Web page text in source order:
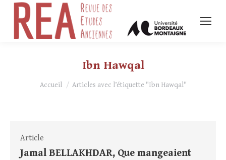
Ibn Hawqal
Vous êtes ici :
Accueil Articles avec l’étiquette "Ibn Hawqal"
Article
Jamal BELLAKHDAR, Que mangeaient